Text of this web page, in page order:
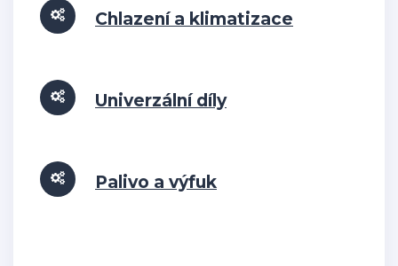
Chlazení a klimatizace
Univerzální díly
Palivo a výfuk